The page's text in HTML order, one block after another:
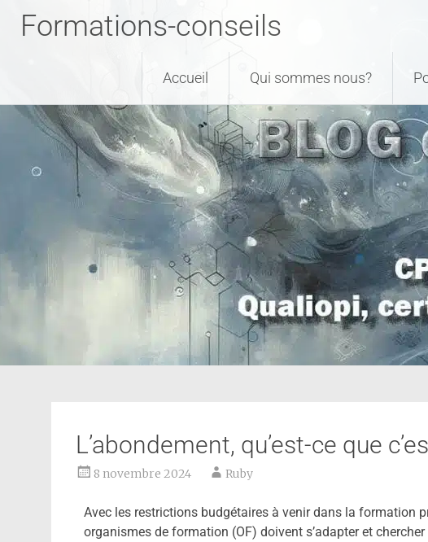
Formations-conseils
Accueil Qui sommes nous?
L’abondement, qu’est-ce que
8 novembre 2024 Ruby
Avec les restrictions budgétaires à venir dans la formation
organismes de formation (OF) doivent s’adapter et